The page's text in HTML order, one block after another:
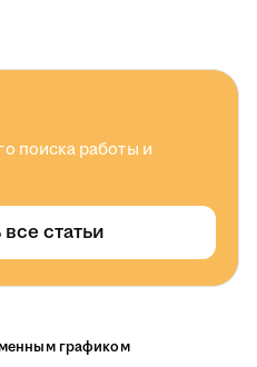
поиска работы и
статьи
графиком